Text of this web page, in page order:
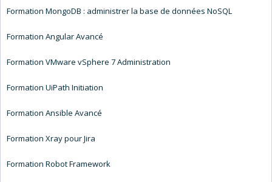
Formation MongoDB : administrer la base de données NoSQL
Formation Angular Avancé
Formation VMware vSphere 7 Administration
Formation UiPath Initiation
Formation Ansible Avancé
Formation Xray pour Jira
Formation Robot Framework